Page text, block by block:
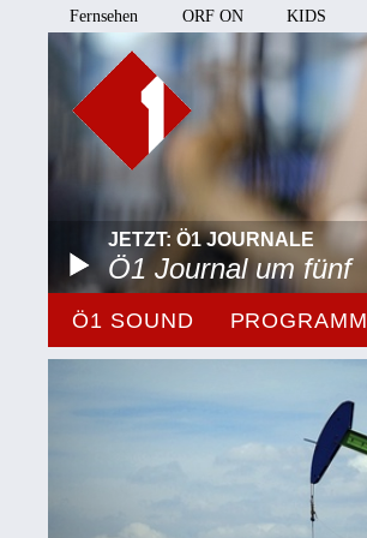
Fernsehen ORF ON KIDS
JETZT: Ö1 JOURNALE
Ö1 Journal um fünf
Ö1 SOUND PROGRAMM